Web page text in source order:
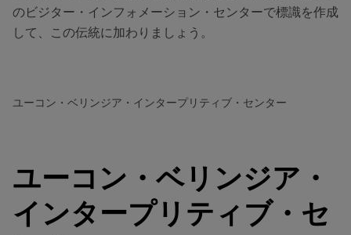
のビジター・インフォメーション・センターで標識を作成
して、この伝統に加わりましょう。
ユーコン・ベリンジア・インタープリティブ・センター
ユーコン・ベリンジア・
インタープリティブ・セ